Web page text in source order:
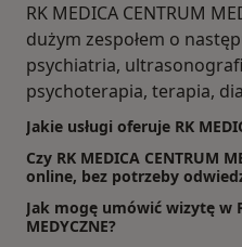
RK MEDICA CENTRUM
dużym zespołem o
psychiatria,
psychoterapia, terapia,
Jakie usługi oferuje RK
Czy RK MEDICA CENTRUM
online, bez potrzeby
Jak mogę umówić wizytę w
MEDYCZNE?